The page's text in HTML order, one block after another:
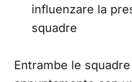
influenzare la
squadre
Entrambe le